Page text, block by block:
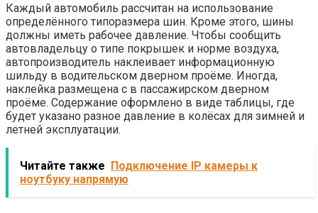
Каждый автомобиль рассчитан на использование
определённого типоразмера шин. Кроме этого, шины
должны иметь рабочее давление. Чтобы сообщить
автовладельцу о типе покрышек и норме воздуха,
автопроизводитель наклеивает информационную
шильду в водительском дверном проёме. Иногда,
наклейка размещена с в пассажирском дверном
проёме. Содержание оформлено в виде таблицы, где
будет указано разное давление в колёсах для зимней и
летней эксплуатации.
Читайте также Подключение IP камеры к
ноутбуку напрямую